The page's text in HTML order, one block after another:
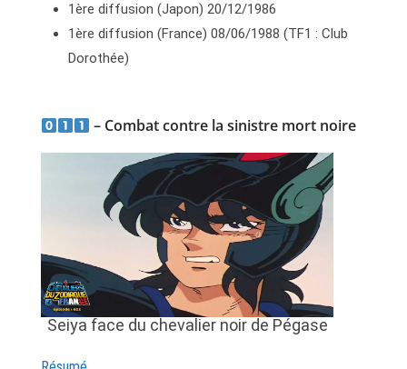
1ère diffusion (Japon) 20/12/1986
1ère diffusion (France) 08/06/1988 (TF1 : Club
Dorothée)
– Combat contre la sinistre mort noire
Seiya face du chevalier noir de Pégase